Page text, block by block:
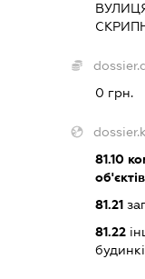
0 грн.
81.10
об'єктів
81.21
81.22